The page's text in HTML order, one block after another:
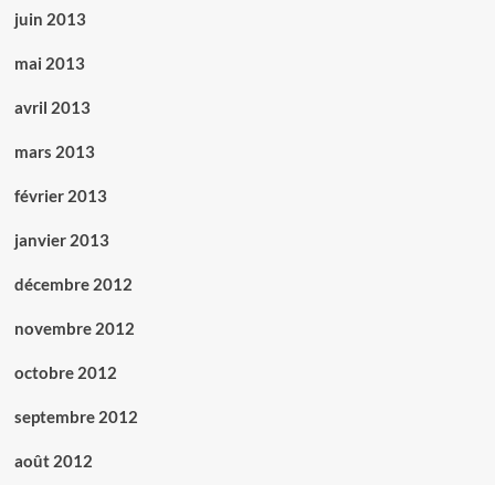
juin 2013
mai 2013
avril 2013
mars 2013
février 2013
janvier 2013
décembre 2012
novembre 2012
octobre 2012
septembre 2012
août 2012